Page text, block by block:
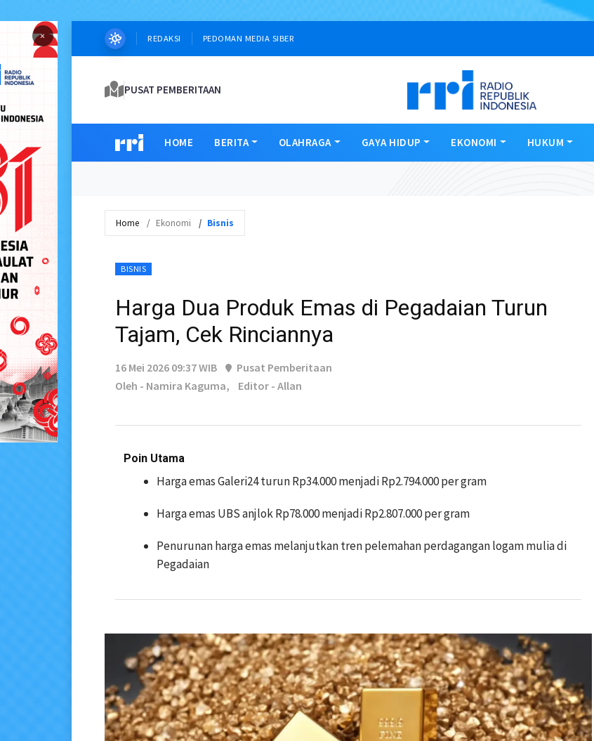
× REDAKSI PEDOMAN MEDIA SIBER
PUSAT PEMBERITAAN
HOME BERITA OLAHRAGA GAYA HIDUP EKONOMI HUKUM
Home Ekonomi Bisnis
BISNIS
Harga Dua Produk Emas di Pegadaian Turun
Tajam, Cek Rinciannya
16 Mei 2026 09:37 WIB
Pusat Pemberitaan
Oleh - Namira Kaguma,
Editor - Allan
Poin Utama
Harga emas Galeri24 turun Rp34.000 menjadi Rp2.794.000 per gram
Harga emas UBS anjlok Rp78.000 menjadi Rp2.807.000 per gram
Penurunan harga emas melanjutkan tren pelemahan perdagangan logam mulia di
Pegadaian